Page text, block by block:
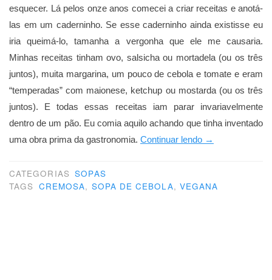
esquecer. Lá pelos onze anos comecei a criar receitas e anotá-
las em um caderninho. Se esse caderninho ainda existisse eu
iria queimá-lo, tamanha a vergonha que ele me causaria.
Minhas receitas tinham ovo, salsicha ou mortadela (ou os três
juntos), muita margarina, um pouco de cebola e tomate e eram
“temperadas” com maionese, ketchup ou mostarda (ou os três
juntos). E todas essas receitas iam parar invariavelmente
dentro de um pão. Eu comia aquilo achando que tinha inventado
uma obra prima da gastronomia. Continuar lendo “Meu
condena”
→
CATEGORIAS SOPAS
TAGS CREMOSA, SOPA DE CEBOLA, VEGANA